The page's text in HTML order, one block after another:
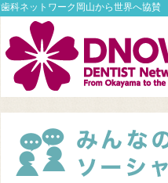
歯科ネットワーク岡山から世界へ協